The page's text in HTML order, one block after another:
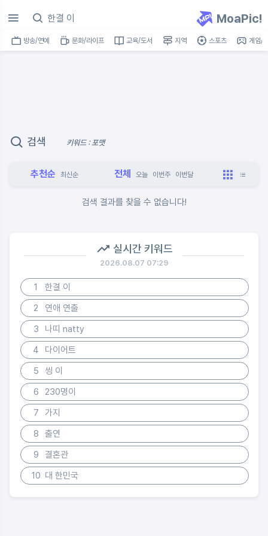
MoaPic!
방송/연예 문화/라이프 교육/도서 지역 스포츠 게임/
검색 키워드 : 포맷
추천순 최신순 전체 오늘 이번주 이번달
검색 결과를 찾을 수 없습니다!
실시간 키워드
2026.08.07 07:29
1
한결 이
2
연애 연출
3
나띠 natty
4
다이어트
5
씽 이
6
230명이
7
가지
8
출연
9
결혼관
10 대 한민국